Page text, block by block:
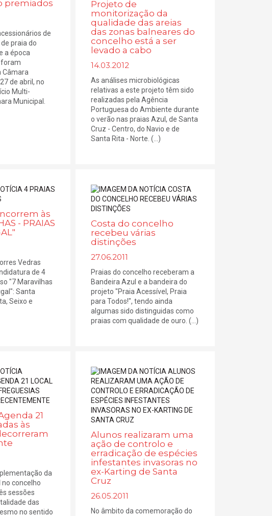
premiados
de
praia do
a época
foram
Câmara
de abril, no
Multi-
Municipal.
Projeto de
monitorização da
qualidade das areias
das zonas balneares do
concelho está a ser
levado a cabo
14.03.2012
As análises microbiológicas
relativas a este projeto têm sido
realizadas pela Agência
Portuguesa do Ambiente durante
o verão nas praias Azul, de Santa
Cruz - Centro, do Navio e de
Santa Rita - Norte. (...)
às
- PRAIAS
Vedras
de 4
"7 Maravilhas
Santa
Seixo e
Costa do concelho
recebeu várias
distinções
27.06.2011
Praias do concelho receberam a
Bandeira Azul e a bandeira do
projeto "Praia Acessível, Praia
para Todos!", tendo ainda
algumas sido distinguidas como
praias com qualidade de ouro. (...)
21
às
da
no concelho
sessões
das
no sentido
Alunos realizaram uma
ação de controlo e
erradicação de espécies
infestantes invasoras no
ex-Karting de Santa
Cruz
26.05.2011
No âmbito da comemoração do